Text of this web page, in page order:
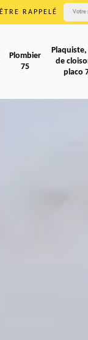
ÊTRE RAPPELÉ
Plombier
75
de
placo